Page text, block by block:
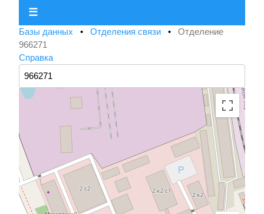
☰
Базы данных • Отделения связи • Отделение
966271
Справка